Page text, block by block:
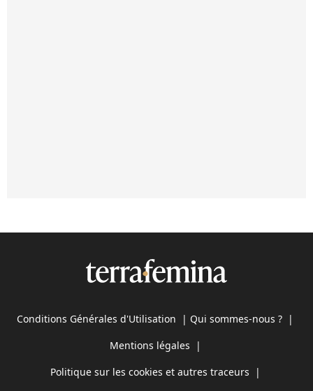
Conditions Générales d'Utilisation | Qui sommes-nous ? |
Mentions légales |
Politique sur les cookies et autres traceurs |